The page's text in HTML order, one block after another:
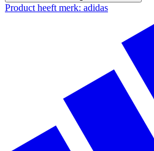
Product heeft merk: adidas